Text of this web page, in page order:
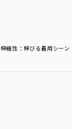
伸縮性 ：伸びる着用シーン